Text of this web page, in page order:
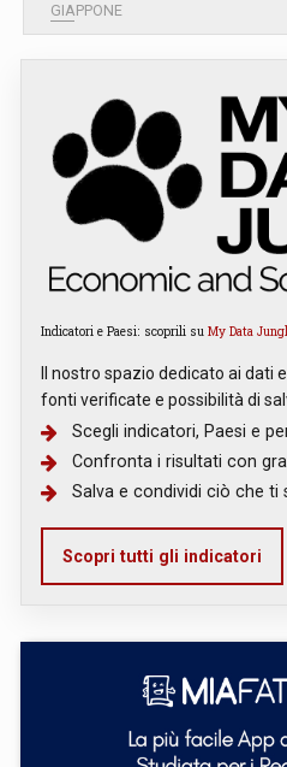
GIAPPONE
Indicatori e Paesi: scoprili su My Data
Il nostro spazio dedicato ai dati
fonti verificate e possibilità di
Scegli indicatori, Paesi e
Confronta i risultati con
Salva e condividi ciò che ti
Scopri tutti gli indicatori